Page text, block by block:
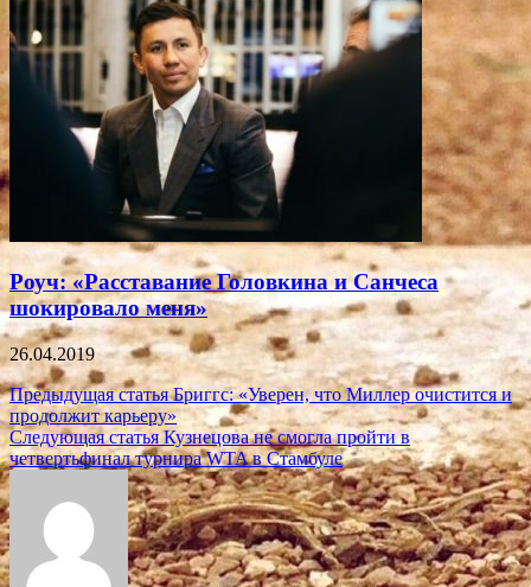
Роуч: «Расставание Головкина и Санчеса
шокировало меня»
26.04.2019
Навигация
по
записям
Предыдущая статья Бриггс: «Уверен, что Миллер очистится и
продолжит карьеру»
Следующая статья Кузнецова не смогла пройти в
четвертьфинал турнира WTA в Стамбуле